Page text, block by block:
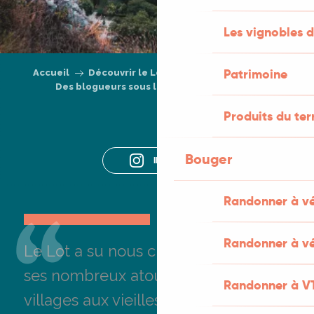
Les vignobles
Patrimoine
Produits du
Bouger
Randonner à
Randonner à
Randonner à
Accueil Découvrir le Lot
Ils aiment le Lot
Des blogueurs sous le charme
INSTA
Le Lot a su nous charmer grâce à
ses nombreux atouts comme des
villages aux vieilles pierres figés